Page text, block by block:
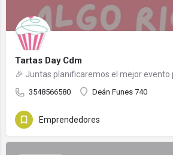
Tartas Day Cdm
🎉 Juntas planificaremos el mejor evento
3548566580 Deán Funes 740
Emprendedores